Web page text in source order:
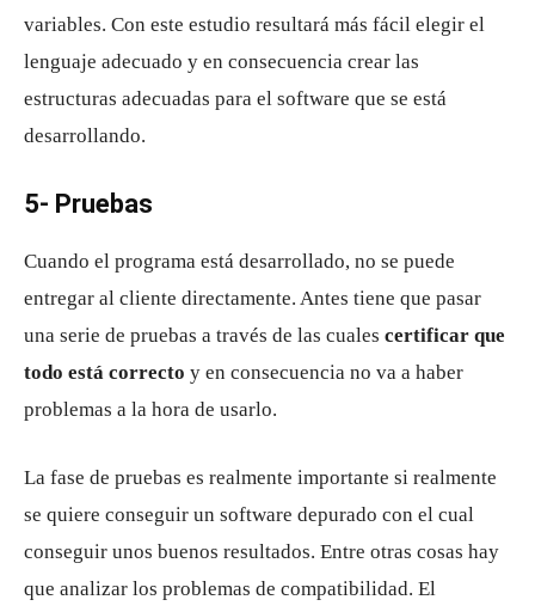
variables. Con este estudio resultará más fácil elegir el
lenguaje adecuado y en consecuencia crear las
estructuras adecuadas para el software que se está
desarrollando.
5- Pruebas
Cuando el programa está desarrollado, no se puede
entregar al cliente directamente. Antes tiene que pasar
una serie de pruebas a través de las cuales certificar que
todo está correcto y en consecuencia no va a haber
problemas a la hora de usarlo.
La fase de pruebas es realmente importante si realmente
se quiere conseguir un software depurado con el cual
conseguir unos buenos resultados. Entre otras cosas hay
que analizar los problemas de compatibilidad. El